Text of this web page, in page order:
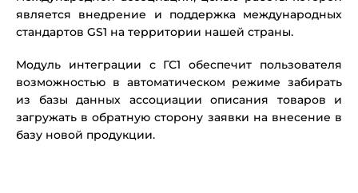
является внедрение и поддержка международных
стандартов GS1 на территории нашей страны.
Модуль интеграции с ГС1 обеспечит пользователя
возможностью в автоматическом режиме забирать
из базы данных ассоциации описания товаров и
загружать в обратную сторону заявки на внесение в
базу новой продукции.